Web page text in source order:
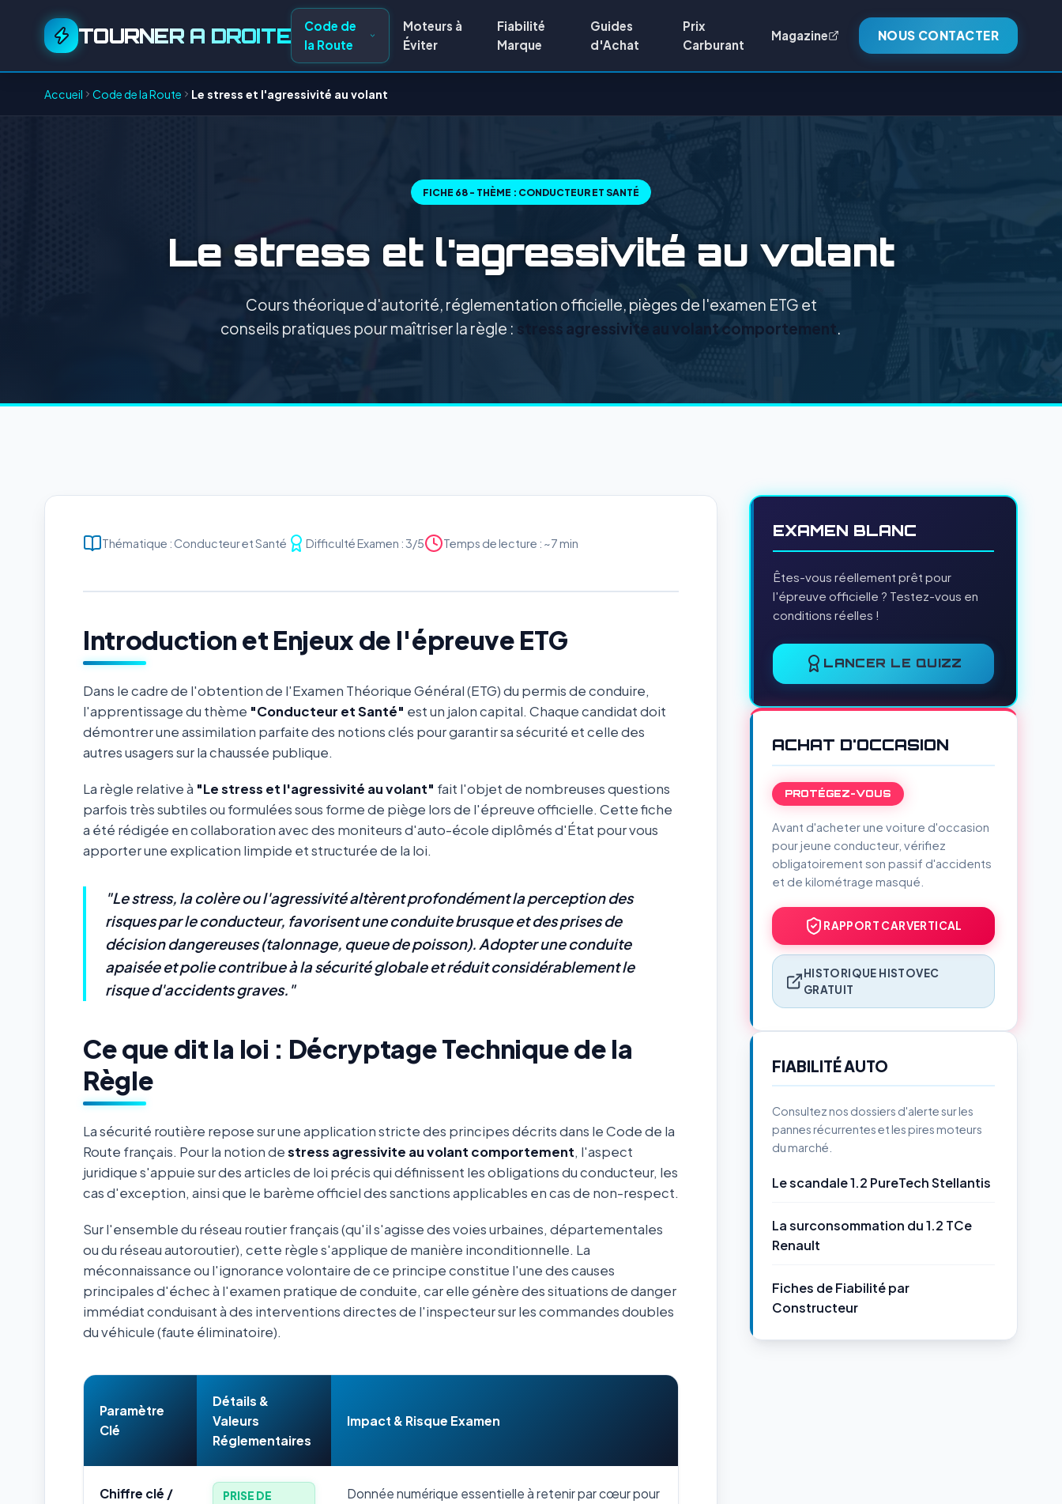
TOURNER A DROITE
Code de
la Route
Moteurs à
Éviter
Fiabilité
Marque
Guides
d'Achat
Prix
Carburant
Magazine NOUS CONTACTER
Accueil Code de la Route Le stress et l'agressivité au volant
FICHE 68 - THÈME : CONDUCTEUR ET SANTÉ
Le stress et l'agressivité au volant
Cours théorique d'autorité, réglementation officielle, pièges de l'examen ETG et
conseils pratiques pour maîtriser la règle : stress agressivite au volant comportement .
Thématique : Conducteur et Santé Difficulté Examen : 3/5 Temps de lecture : ~7 min
Introduction et Enjeux de l'épreuve ETG
Dans le cadre de l'obtention de l'Examen Théorique Général (ETG) du permis de conduire,
l'apprentissage du thème "Conducteur et Santé" est un jalon capital. Chaque candidat doit
démontrer une assimilation parfaite des notions clés pour garantir sa sécurité et celle des
autres usagers sur la chaussée publique.
La règle relative à "Le stress et l'agressivité au volant" fait l'objet de nombreuses questions
parfois très subtiles ou formulées sous forme de piège lors de l'épreuve officielle. Cette fiche
a été rédigée en collaboration avec des moniteurs d'auto-école diplômés d'État pour vous
apporter une explication limpide et structurée de la loi.
"Le stress, la colère ou l'agressivité altèrent profondément la perception des
risques par le conducteur, favorisent une conduite brusque et des prises de
décision dangereuses (talonnage, queue de poisson). Adopter une conduite
apaisée et polie contribue à la sécurité globale et réduit considérablement le
risque d'accidents graves."
Ce que dit la loi : Décryptage Technique de la
Règle
La sécurité routière repose sur une application stricte des principes décrits dans le Code de la
Route français. Pour la notion destress agressivite au volant comportement, l'aspect
juridique s'appuie sur des articles de loi précis qui définissent les obligations du conducteur, les
cas d'exception, ainsi que le barème officiel des sanctions applicables en cas de non-respect.
Sur l'ensemble du réseau routier français (qu'il s'agisse des voies urbaines, départementales
ou du réseau autoroutier), cette règle s'applique de manière inconditionnelle. La
méconnaissance ou l'ignorance volontaire de ce principe constitue l'une des causes
principales d'échec à l'examen pratique de conduite, car elle génère des situations de danger
immédiat conduisant à des interventions directes de l'inspecteur sur les commandes doubles
du véhicule (faute éliminatoire).
Paramètre
Clé
Détails &
Valeurs
Réglementaires
Impact & Risque Examen
Chiffre clé /
PRISE DE
Donnée numérique essentielle à retenir par cœur pour
EXAMEN BLANC
Êtes-vous réellement prêt pour
l'épreuve officielle ? Testez-vous en
conditions réelles !
LANCER LE QUIZZ
ACHAT D'OCCASION
PROTÉGEZ-VOUS
Avant d'acheter une voiture d'occasion
pour jeune conducteur, vérifiez
obligatoirement son passif d'accidents
et de kilométrage masqué.
RAPPORT CARVERTICAL
HISTORIQUE HISTOVEC
GRATUIT
FIABILITÉ AUTO
Consultez nos dossiers d'alerte sur les
pannes récurrentes et les pires moteurs
du marché.
Le scandale 1.2 PureTech Stellantis
La surconsommation du 1.2 TCe
Renault
Fiches de Fiabilité par
Constructeur